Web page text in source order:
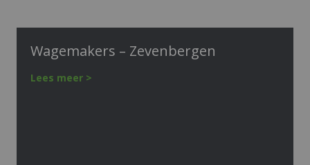
Wagemakers – Zevenbergen
Lees meer >